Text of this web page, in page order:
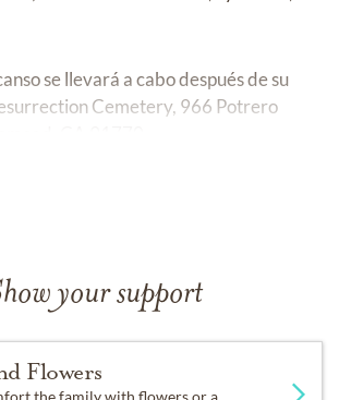
se llevará a cabo después de su
Cemetery, 966 Potrero
your support
Flowers
the family with flowers or a